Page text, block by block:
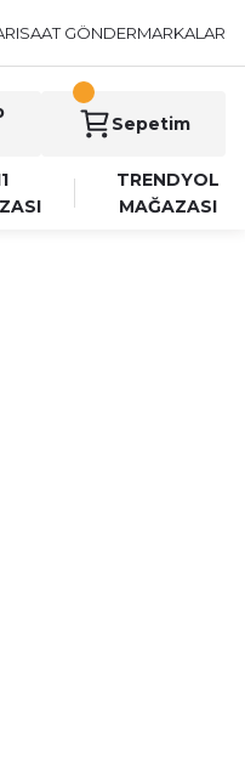
SAAT GÖNDERMARKALAR
Sepetim
TRENDYOL
MAĞAZASI